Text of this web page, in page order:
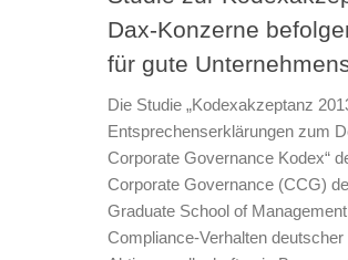
Dax-Konzerne
für gute
Die Studie „Kodexakzeptanz
Entsprechenserklärungen zum
Corporate Governance Kodex“
Corporate Governance (CCG)
Graduate School of
Compliance-Verhalten deutscher